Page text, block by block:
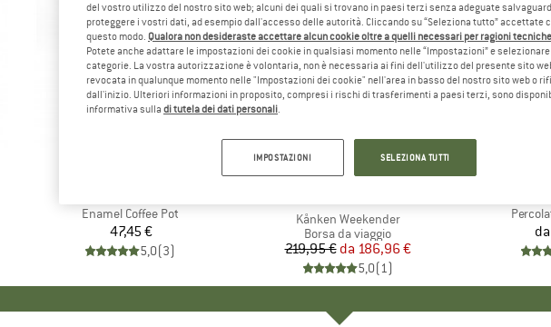
Articolo
Enamel Coffee Pot
Prezzo
47,45 €
5,0(3)
Articolo
Kånken Weekender
Gruppo di prodotti
Borsa da viaggio
Prezzo
219,95 € Prezzo ridotto
da 186,96 €
5,0(1)
fino al 15%
Articolo
da
del vostro utilizzo del nostro sito web; alcuni dei quali si trovano in paesi terzi senza adeguate
proteggere i vostri dati, ad esempio dall'accesso delle autorità. Cliccando su “Seleziona tutto” accettate
questo modo. Qualora non desideraste accettare alcun cookie oltre a quelli necessari per ragioni
Potete anche adattare le impostazioni dei cookie in qualsiasi momento nelle “Impostazioni” e
categorie. La vostra autorizzazione è volontaria, non è necessaria ai fini dell'utilizzo del presente sito
revocata in qualunque momento nelle "Impostazioni dei cookie" nell'area in basso del nostro sito web o
dall'inizio. Ulteriori informazioni in proposito, compresi i rischi di trasferimenti a paesi terzi, sono
informativa sulla di tutela dei dati personali.
IMPOSTAZIONI SELEZIONA TUTTI